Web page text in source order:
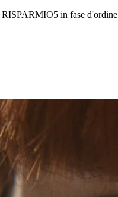
RISPARMIO5 in fase d'ordine